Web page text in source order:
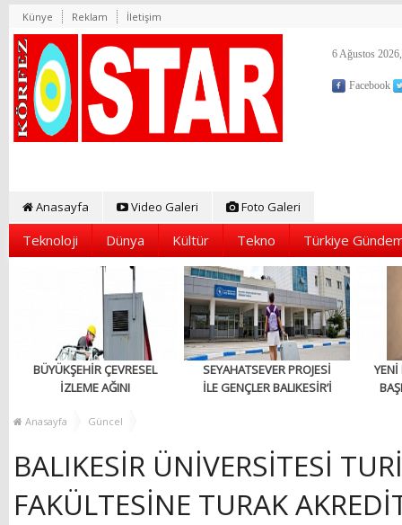
Künye Reklam İletişim
6 Ağustos
Facebook
Anasayfa Video Galeri Foto Galeri
Teknoloji Dünya Kültür Tekno Türkiye
BÜYÜKŞEHİR ÇEVRESEL
İZLEME AĞINI
SEYAHATSEVER PROJESİ
İLE GENÇLER BALIKESİR’İ
YENİ
Anasayfa Güncel
BALIKESİR ÜNİVERSİTESİ
FAKÜLTESİNE TURAK